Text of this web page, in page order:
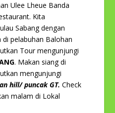
Ulee Lheue Banda
Kita
Sabang dengan
di pelabuhan Balohan
Tour mengunjungi
. Makan siang di
mengunjungi
hill/ puncak GT.Check
malam di Lokal